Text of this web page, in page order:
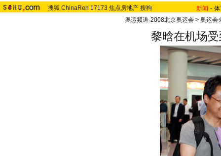
搜狐 ChinaRen 17173 焦点房地产 搜狗 新闻 -
奥运频道-2008北京奥运会> 奥运会
黎晗在机场